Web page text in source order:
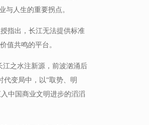
与人生的重要拐点。
指出，长江无法提供标准
值共鸣的平台。
江之水注新源，前波汹涌后
代变局中，以“取势、明
中国商业文明进步的滔滔